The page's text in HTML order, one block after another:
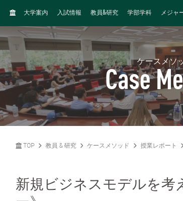
H
M
大学案内 入試情報 教員&研究 学部学科 メジャ
ケースメソ
Case
TOP 教員 & 研究 ケースメソッド 授業レポート
新規ビジネスモデルを考